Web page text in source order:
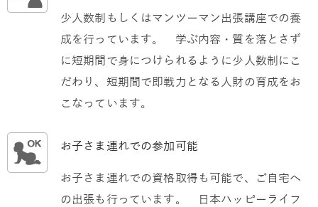
少人数制もしくはマンツーマン出張講座での養
成を行っています。 学ぶ内容・質を落とさず
に短期間で身につけられるように少人数制にこ
だわり、短期間で即戦力となる人財の育成をお
こなっています。
お子さま連れでの参加可能
お子さま連れでの資格取得も可能で、ご自宅へ
の出張も行っています。 日本ハッピーライフ